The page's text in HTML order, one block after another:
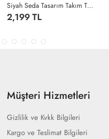
Siyah Seda Tasarım Takım Tesettür Giyim Siyah
2,199 TL
Müşteri Hizmetleri
Gizlilik ve Kvkk Bilgileri
Kargo ve Teslimat Bilgileri